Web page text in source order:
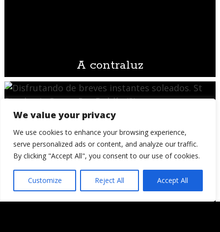
We value your privacy
We use cookies to enhance your browsing experience,
serve personalized ads or content, and analyze our traffic.
By clicking "Accept All", you consent to our use of cookies.
Customize Reject All Accept All
A contraluz
Disfrutando de breves instantes
soleados. St Stephen’s Green. Por